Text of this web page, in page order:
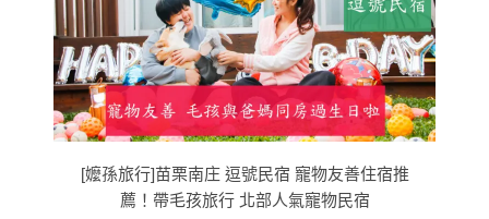
[嬤孫旅行]苗栗南庄 逗號民宿 寵物友善住宿推
薦！帶毛孩旅行 北部人氣寵物民宿